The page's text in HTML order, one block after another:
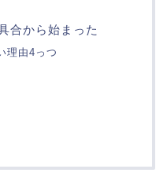
合から始まった
理由4っつ